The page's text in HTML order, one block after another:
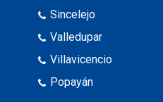
Sincelejo
Valledupar
Villavicencio
Popayán